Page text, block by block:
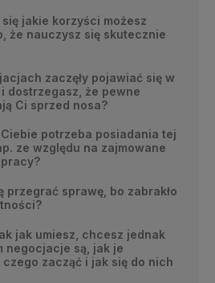
jakie korzyści możesz
że nauczysz się skutecznie
zaczęły pojawiać się w
i dostrzegasz, że pewne
Ci sprzed nosa?
Ciebie potrzeba posiadania tej
ze względu na zajmowane
przegrać sprawę, bo zabrakło
jak umiesz, chcesz jednak
negocjacje są, jak je
zacząć i jak się do nich